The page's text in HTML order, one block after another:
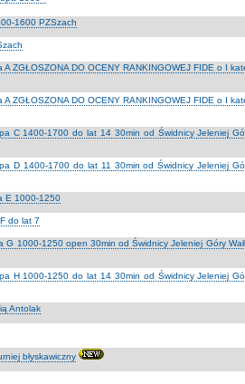
1600 PZSzach
ZGŁOSZONA DO OCENY RANKINGOWEJ FIDE o I
ZGŁOSZONA DO OCENY RANKINGOWEJ FIDE o I
C 1400-1700 do lat 14 30min od Świdnicy Jeleniej
D 1400-1700 do lat 11 30min od Świdnicy Jeleniej
E 1000-1250
do lat 7
1000-1250 open 30min od Świdnicy Jeleniej Góry
H 1000-1250 do lat 14 30min od Świdnicy Jeleniej
Antolak
błyskawiczny